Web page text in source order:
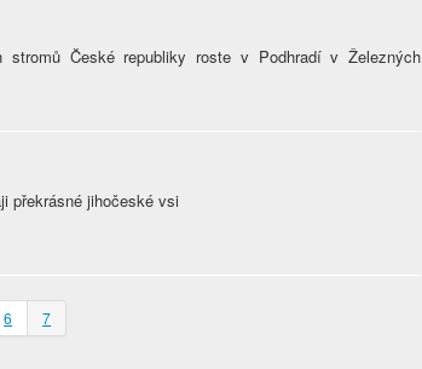
stromů České republiky roste v Podhradí v Železných
překrásné jihočeské vsi
6 7